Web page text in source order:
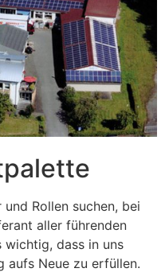
Rollen suchen, bei
aller führenden
wichtig, dass in uns
aufs Neue zu erfüllen.